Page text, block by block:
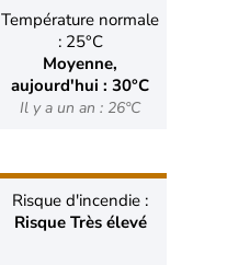
Température normale
: 25°C
Moyenne,
aujourd'hui : 30°C
Il y a un an : 26°C
Risque d'incendie :
Risque Très élevé